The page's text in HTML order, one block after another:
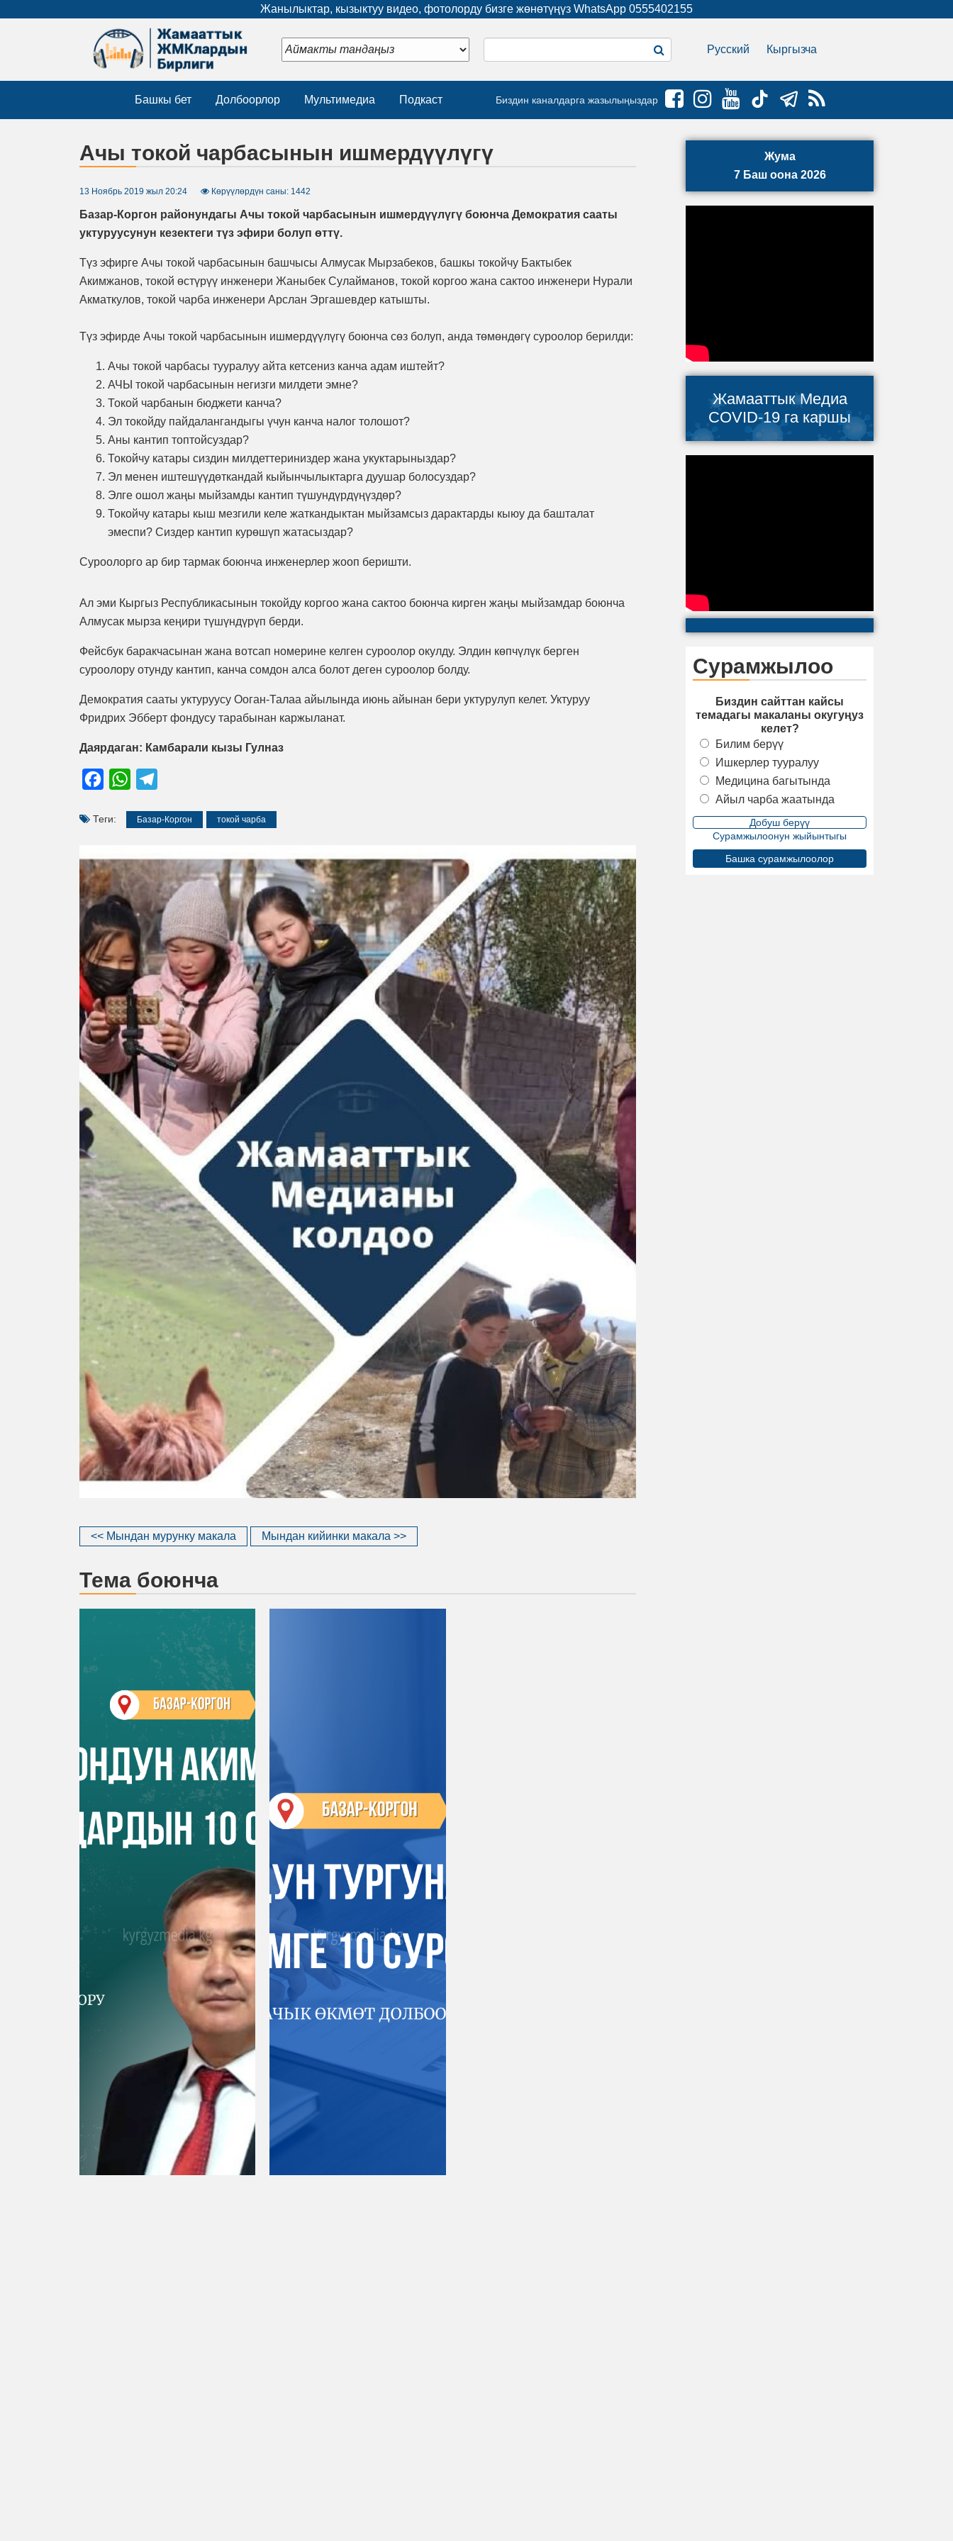
Жанылыктар, кызыктуу видео, фотолорду бизге жөнөтүңүз WhatsApp 0555402155
Русский Кыргызча
Башкы бет Долбоорлор Мультимедиа Подкаст Биздин каналдарга жазылыңыздар
Ачы токой чарбасынын ишмердүүлүгү
13 Ноябрь 2019 жыл 20:24 Көрүүлөрдүн саны: 1442
Базар-Коргон районундагы Ачы токой чарбасынын ишмердүүлүгү боюнча Демократия сааты
уктуруусунун кезектеги түз эфири болуп өттү.
Түз эфирге Ачы токой чарбасынын башчысы Алмусак Мырзабеков, башкы токойчу Бактыбек
Акимжанов, токой өстүрүү инженери Жаныбек Сулайманов, токой коргоо жана сактоо инженери Нурали
Акматкулов, токой чарба инженери Арслан Эргашевдер катышты.
Түз эфирде Ачы токой чарбасынын ишмердүүлүгү боюнча сөз болуп, анда төмөндөгү суроолор берилди:
Ачы токой чарбасы тууралуу айта кетсениз канча адам иштейт?
АЧЫ токой чарбасынын негизги милдети эмне?
Токой чарбанын бюджети канча?
Эл токойду пайдалангандыгы үчун канча налог толошот?
Аны кантип топтойсуздар?
Токойчу катары сиздин милдеттериниздер жана укуктарыныздар?
Эл менен иштешүүдөткандай кыйынчылыктарга дуушар болосуздар?
Элге ошол жаңы мыйзамды кантип түшундүрдүңүздөр?
Токойчу катары кыш мезгили келе жаткандыктан мыйзамсыз дарактарды кыюу да башталат
эмеспи? Сиздер кантип курөшүп жатасыздар?
Суроолорго ар бир тармак боюнча инженерлер жооп беришти.
Ал эми Кыргыз Республикасынын токойду коргоо жана сактоо боюнча кирген жаңы мыйзамдар боюнча
Алмусак мырза кеңири түшүндүрүп берди.
Фейсбук баракчасынан жана вотсап номерине келген суроолор окулду. Элдин көпчүлүк берген
суроолору отунду кантип, канча сомдон алса болот деген суроолор болду.
Демократия сааты уктуруусу Ооган-Талаа айылында июнь айынан бери уктурулуп келет. Уктуруу
Фридрих Эбберт фондусу тарабынан каржыланат.
Даярдаган: Камбарали кызы Гулназ
FacebookWhatsApp
Теги: Базар-Коргон токой чарба
<< Мындан мурунку макала Мындан кийинки макала >>
Тема боюнча
Жума
7 Баш оона 2026
Жамааттык Медиа
COVID-19 га каршы
Сурамжылоо
Биздин сайттан кайсы
темадагы макаланы окугуңуз
келет?
Билим берүү
Ишкерлер тууралуу
Медицина багытында
Айыл чарба жаатында
Сурамжылоонун жыйынтыгы
Башка сурамжылоолор